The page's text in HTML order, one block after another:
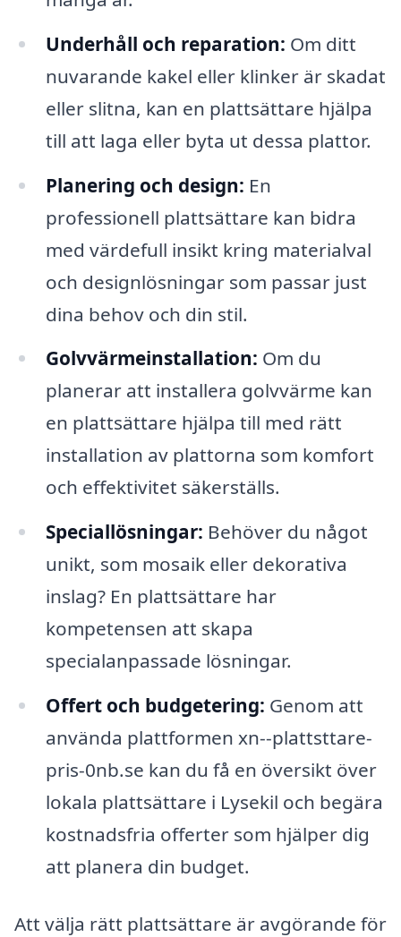
Underhåll och reparation: Om ditt
nuvarande kakel eller klinker är skadat
eller slitna, kan en plattsättare hjälpa
till att laga eller byta ut dessa plattor.
Planering och design: En
professionell plattsättare kan bidra
med värdefull insikt kring materialval
och designlösningar som passar just
dina behov och din stil.
Golvvärmeinstallation: Om du
planerar att installera golvvärme kan
en plattsättare hjälpa till med rätt
installation av plattorna som komfort
och effektivitet säkerställs.
Speciallösningar: Behöver du något
unikt, som mosaik eller dekorativa
inslag? En plattsättare har
kompetensen att skapa
specialanpassade lösningar.
Offert och budgetering: Genom att
använda plattformen xn--plattsttare-
pris-0nb.se kan du få en översikt över
lokala plattsättare i Lysekil och begära
kostnadsfria offerter som hjälper dig
att planera din budget.
Att välja rätt plattsättare är avgörande för